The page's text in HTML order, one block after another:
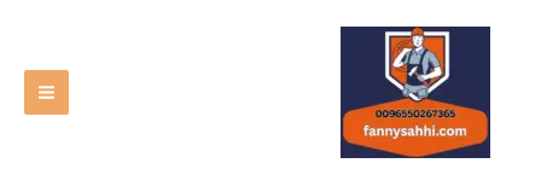
تخطي
المحتوى